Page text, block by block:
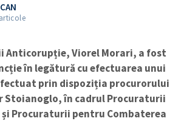
Anticorupție, Viorel Morari, a fost
în legătură cu efectuarea unui
prin dispoziția procurorului
Stoianoglo, în cadrul Procuraturii
Procuraturii pentru Combaterea